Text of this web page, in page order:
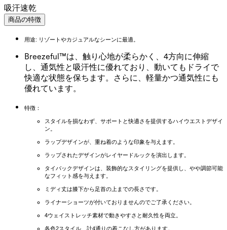
吸汗速乾
商品の特徴
用途: リゾートやカジュアルなシーンに最適。
Breezeful™は、触り心地が柔らかく、4方向に伸縮
し、通気性と吸汗性に優れており、動いてもドライで
快適な状態を保ちます。さらに、軽量かつ通気性にも
優れています。
特徴：
スタイルを損なわず、サポートと快適さを提供するハイウエストデザイ
ン。
ラップデザインが、重ね着のような印象を与えます。
ラップされたデザインがレイヤードルックを演出します。
タイバックデザインは、装飾的なスタイリングを提供し、やや調節可能
なフィット感を与えます。
ミディ丈は膝下から足首の上までの長さです。
ライナーショーツが付いておりませんのでご了承ください。
4ウェイストレッチ素材で動きやすさと耐久性を両立。
各色2スタイル、計4通りの着こなし方があります。